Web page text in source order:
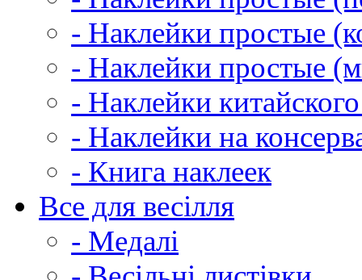
- Наклейки простые
- Наклейки простые
- Наклейки
- Наклейки на
- Книга наклеек
Все для весілля
- Медалі